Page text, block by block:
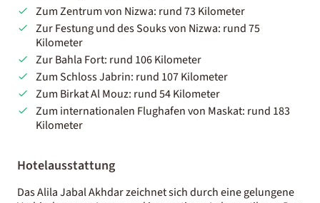
Zum Zentrum von Nizwa: rund 73 Kilometer
Zur Festung und des Souks von Nizwa: rund 75
Kilometer
Zur Bahla Fort: rund 106 Kilometer
Zum Schloss Jabrin: rund 107 Kilometer
Zum Birkat Al Mouz: rund 54 Kilometer
Zum internationalen Flughafen von Maskat: rund 183
Kilometer
Hotelausstattung
Das Alila Jabal Akhdar zeichnet sich durch eine gelungene